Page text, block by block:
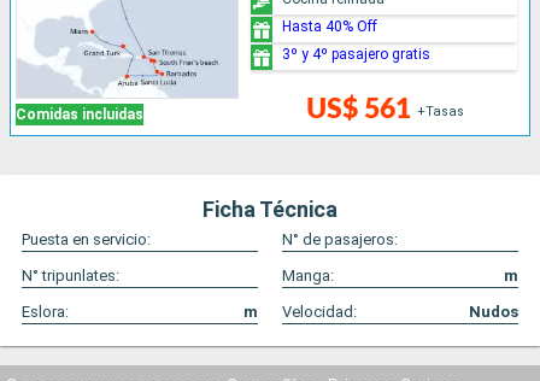
Comidas incluidas US$ 561 +Tasas
Hasta 40% Off
3º y 4º pasajero gratis
Ficha Técnica
Puesta en servicio:
N° de pasajeros:
N° tripunlates:
Manga:
m
Eslora:
m Velocidad: Nudos